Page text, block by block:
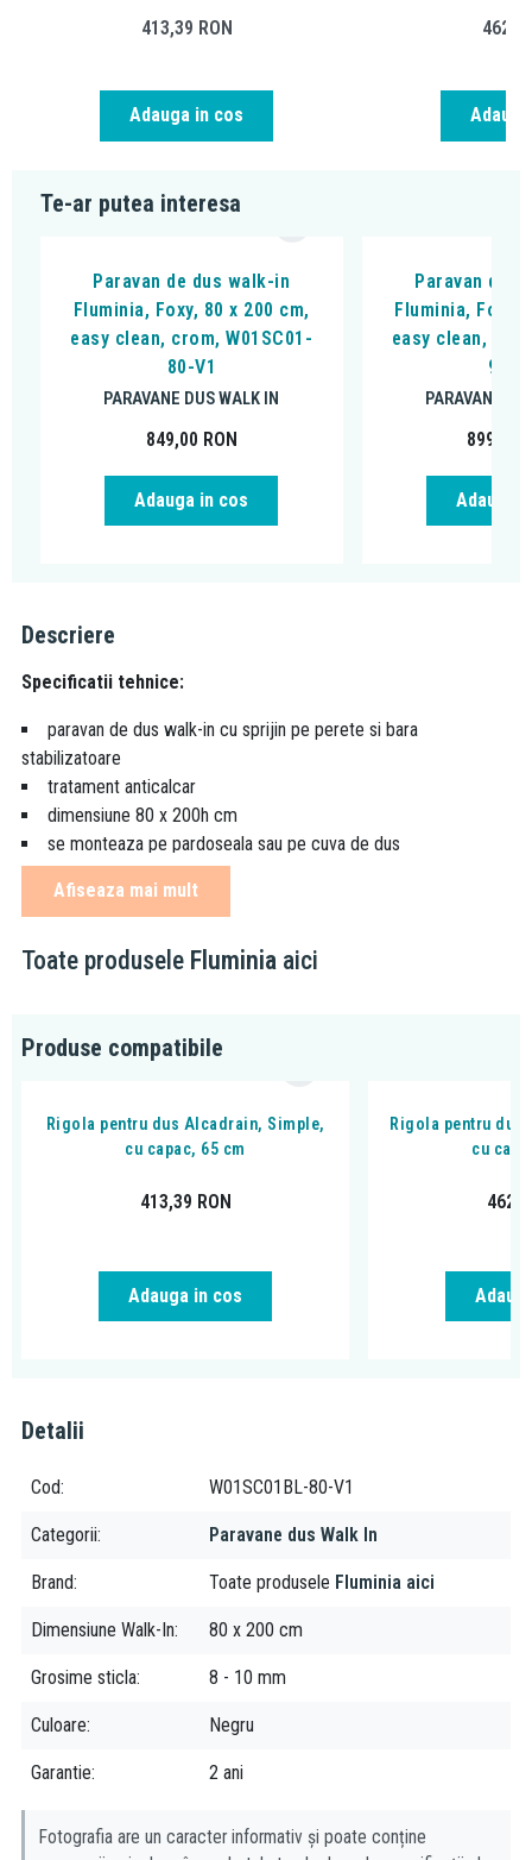
413,39 RON
Adauga in cos
Te-ar putea interesa
Paravan de dus walk-in
Fluminia, Foxy, 80 x 200 cm,
easy clean, crom, W01SC01-
80-V1
PARAVANE DUS WALK IN
849,00 RON
Adauga in cos
Paravan de
Fluminia, Foxy,
easy clean,
90-
PARAVANE
899,00
Adauga
Descriere
Specificatii tehnice:
paravan de dus walk-in cu sprijin pe perete si bara
stabilizatoare
tratament anticalcar
dimensiune 80 x 200h cm
se monteaza pe pardoseala sau pe cuva de dus
sticla transparenta securizata de 8 mm grosime,
explicarea termenilor
montaj reversibil,vezi explicarea termenilor
Explicarea termenilor:
provoca vatamari sau daune decat sticla nesecurizata.
se poate efectua atat pe partea dreapta cat si pe partea stanga.
Afiseaza mai mult
Toate produsele Fluminia aici
Produse compatibile
Rigola pentru dus Alcadrain, Simple,
cu capac, 65 cm
413,39 RON
Adauga in cos
Rigola pentru
cu
Detalii
Cod W01SC01BL-80-V1
Categorii Paravane dus Walk In
Brand Toate produsele Fluminia aici
Dimensiune Walk-In 80 x 200 cm
Grosime sticla 8 - 10 mm
Culoare Negru
Garantie 2 ani
Fotografia are un caracter informativ și poate conține